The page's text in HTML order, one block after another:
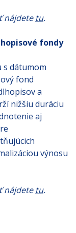
nájdete tu.
fondy
s dátumom
fond
a
nižšiu duráciu
aj
výnosu
nájdete tu.